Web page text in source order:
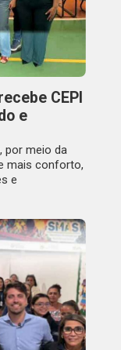
CEPI
e
por meio da
mais conforto,
e